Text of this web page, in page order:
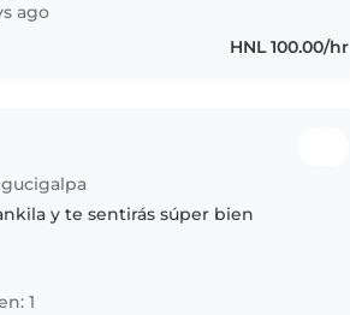
ago
HNL 100.00/hr
y te sentirás súper bien
1